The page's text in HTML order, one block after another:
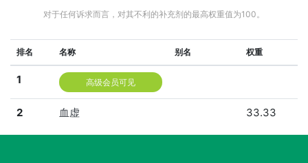
对于任何诉求而言，对其不利的补充剂的最高权重值为100。
排名 名称 别名 权重
1 高级会员可见
2 血虚 33.33